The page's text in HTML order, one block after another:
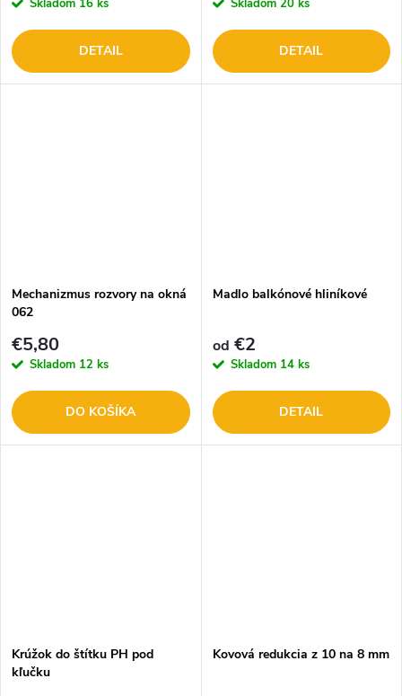
Skladom 16 ks
DETAIL
Skladom 20 ks
DETAIL
Mechanizmus rozvory na okná
062
€5,80
Skladom 12 ks
DO KOŠÍKA
Madlo balkónové hliníkové
od €2
Skladom 14 ks
DETAIL
Krúžok do štítku PH pod
kľučku
Kovová redukcia z 10 na 8 mm